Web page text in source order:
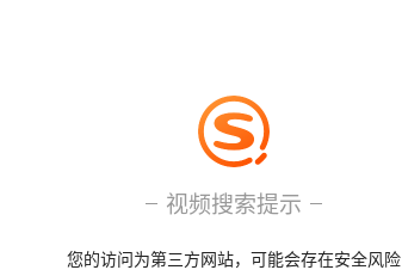
视频搜索提示
您的访问为第三方网站，可能会存在安全风险